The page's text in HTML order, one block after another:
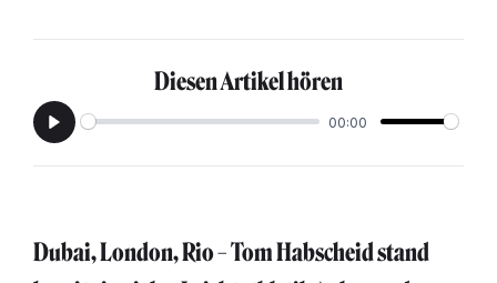
Diesen Artikel hören
Play
00:00
Dubai, London, Rio – Tom Habscheid stand